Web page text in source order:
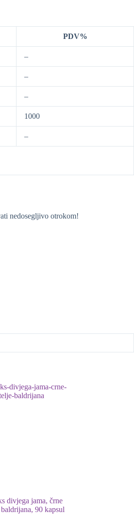
PDV%
–
–
–
1000
–
nedosegljivo otrokom!
divjega jama, črne
90 kapsul